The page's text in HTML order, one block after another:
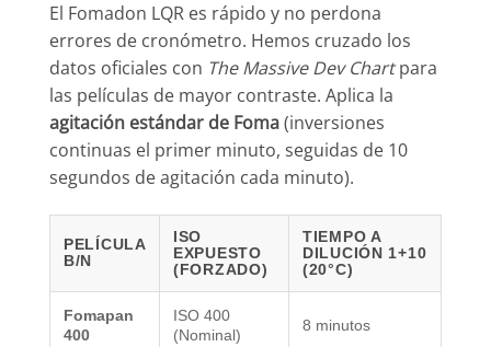
El Fomadon LQR es rápido y no perdona
errores de cronómetro. Hemos cruzado los
datos oficiales con The Massive Dev Chartpara
las películas de mayor contraste. Aplica la
agitación estándar de Foma(inversiones
continuas el primer minuto, seguidas de 10
segundos de agitación cada minuto).
PELÍCULA
B/N
ISO
EXPUESTO
(FORZADO)
TIEMPO A
DILUCIÓN 1+10
(20°C)
Fomapan
400
ISO 400
(Nominal)
8 minutos